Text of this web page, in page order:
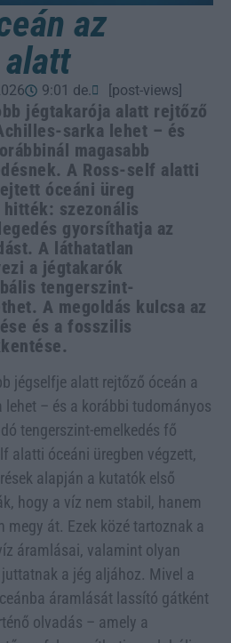
az
9:01 de. [post-views]
jégtakarója alatt rejtőző
sarka lehet – és
magasabb
A Ross-self alatti
óceáni üreg
szezonális
gyorsíthatja az
A láthatatlan
a jégtakarók
tengerszint-
A megoldás kulcsa az
és a fosszilis
jégselfje alatt rejtőző óceán a
lehet – és a korábbi tudományos
tengerszint-emelkedés fő
alatti óceáni üregben végzett,
alapján a kutatók első
hogy a víz nem stabil, hanem
megy át. Ezek közé tartoznak a
áramlásai, valamint olyan
a jég aljához. Mivel a
áramlását lassító gátként
olvadás – amely a